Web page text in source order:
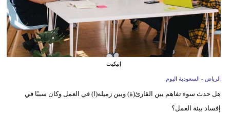
أخبار
إعلام
تعليم
علوم
إتيكيت
الرياض - السعودية اليوم
هل حدث سوء تفاهم بين القارئ(ة) وبين زميله(ا) في العمل وكان سببًا في
إفساد بيئة العمل؟